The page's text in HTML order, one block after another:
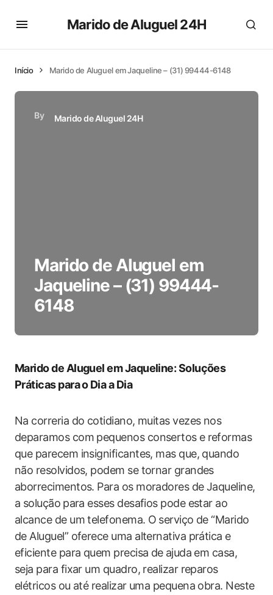
Marido de Aluguel 24H
Início Marido de Aluguel em Jaqueline – (31) 99444-6148
By Marido de Aluguel 24H
Marido de Aluguel em
Jaqueline – (31) 99444-
6148
Marido ​de Aluguel em Jaqueline: Soluções
Práticas para ⁤o ‌Dia a Dia
Na correria do cotidiano, muitas vezes nos
‍deparamos com pequenos consertos e ⁢reformas
que parecem insignificantes, mas que, quando
‍não resolvidos, podem se tornar grandes
aborrecimentos. Para os moradores de Jaqueline,
a solução⁢ para esses desafios pode estar ao
alcance de um telefonema. O ⁤serviço de “Marido
de Aluguel” oferece uma alternativa prática e
eficiente‍ para quem precisa de⁤ ajuda em casa,
seja para fixar um quadro, realizar reparos
elétricos ou até realizar uma pequena obra.‍ Neste